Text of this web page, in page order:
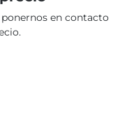
en contacto